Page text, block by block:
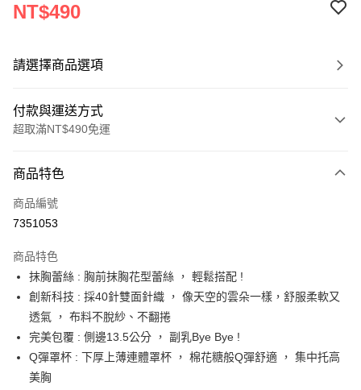
NT$490
請選擇商品選項
付款與運送方式
超取滿NT$490免運
信用卡一次付款
超商取貨付款
Apple Pay
街口支付
悠遊付
AFTEE先享後付
相關說明
商品特色
商品編號
7351053
商品特色
抹胸蕾絲 : 胸前抹胸花型蕾絲 ， 輕鬆搭配 !
創新科技 : 採40針雙面針織 ， 像天空的雲朵一樣，舒服柔軟又
透氣 ， 布料不脫紗、不翻捲
完美包覆 : 側邊13.5公分 ， 副乳Bye Bye !
Q彈罩杯 : 下厚上薄連體罩杯 ， 棉花糖般Q彈舒適 ， 集中托高
美胸